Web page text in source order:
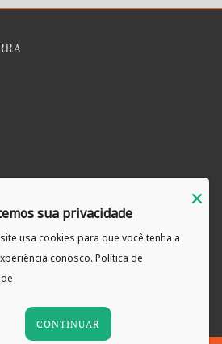
sua privacidade
usa cookies para que você tenha a
conosco. Política de
CONTINUAR